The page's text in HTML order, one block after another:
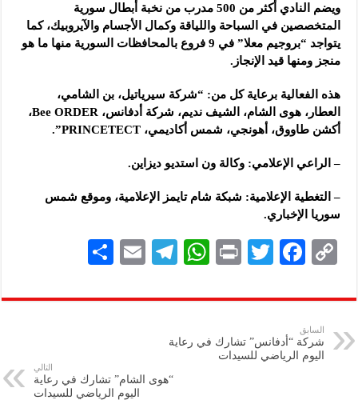
ويضم النادي أكثر من 500 مدرب من نخبة أبطال سورية
المتخصصين في السباحة واللياقة وكمال الأجسام والآيروبيك، كما
يتواجد “بروجيم معلا” في 9 فروع بالمحافظات السورية منها ما هو
منجز ومنها قيد الإنجاز.
هذه الفعالية برعاية كل من: “شركة سيرياتيل، بن الشامي،
العطار، هوى الشام، الشيف نديم، شركة أدفانس، Bee ORDER،
أكشن طاووق، أهونجي، شمس أكاديمي، PRINCETECT”.
– الراعي الإعلامي: وكالة ون استديو ديزاين.
– التغطية الإعلامية: شبكة شام تايمز الإعلامية، وموقع شمس
سوريا الإخباري.
C
p
y
Li
F
eb
k
T
tt
P
nt
W
at
A
p
Te
gr
E
ai
ar
السابق
شركة “أدفانس” تشارك في رعاية
اليوم الرياضي للسيدات
التالي
“هوى الشام” تشارك في رعاية
اليوم الرياضي للسيدات